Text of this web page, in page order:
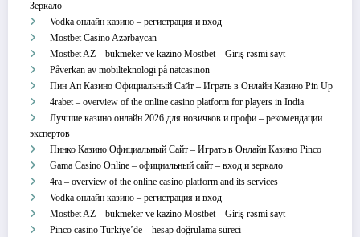
Зеркало
Vodka онлайн казино – регистрация и вход
Mostbet Casino Azərbaycan
Mostbet AZ – bukmeker ve kazino Mostbet – Giriş rəsmi sayt
Påverkan av mobilteknologi på nätcasinon
Пин Ап Казино Официальный Сайт – Играть в Онлайн Казино Pin Up
4rabet – overview of the online casino platform for players in India
Лучшие казино онлайн 2026 для новичков и профи – рекомендации
экспертов
Пинко Казино Официальный Сайт – Играть в Онлайн Казино Pinco
Gama Casino Online – официальный сайт – вход и зеркало
4ra – overview of the online casino platform and its services
Vodka онлайн казино – регистрация и вход
Mostbet AZ – bukmeker ve kazino Mostbet – Giriş rəsmi sayt
Pinco casino Türkiye’de – hesap doğrulama süreci